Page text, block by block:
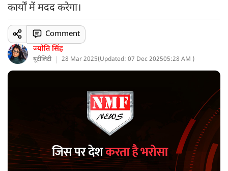
कार्यों में मदद करेगा।
ज्योति सिंह
यूटीलिटी 28 Mar 2025(Updated: 07 Dec 202505:28 AM )
Comment